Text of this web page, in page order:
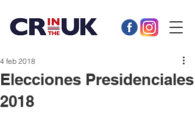
Elecciones Presidenciales
2018
4 feb 2018